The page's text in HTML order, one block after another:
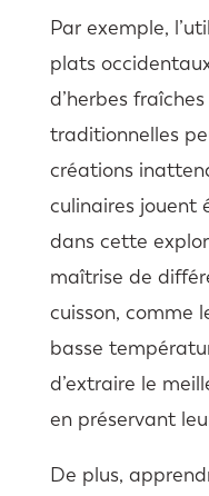
Par exemple,
plats
d’herbes
traditionnelles
créations
culinaires jouent
dans cette
maîtrise de
cuisson, comme
basse
d’extraire le
en préservant
De plus,